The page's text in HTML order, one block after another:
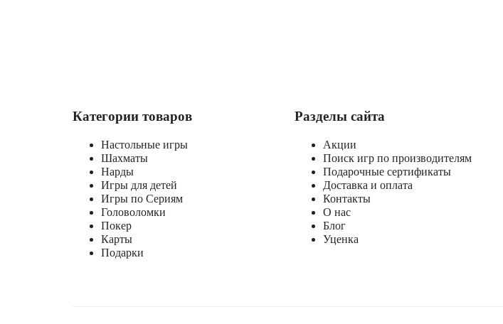
Категории товаров
Настольные игры
Шахматы
Нарды
Игры для детей
Игры по Сериям
Головоломки
Покер
Карты
Подарки
Разделы сайта
Акции
Поиск игр по производителям
Подарочные сертификаты
Доставка и оплата
Контакты
О нас
Блог
Уценка